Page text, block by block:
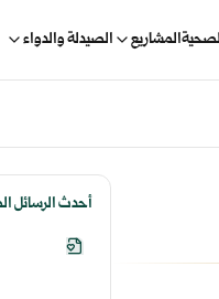
المشاريع الصيدلة والدواء
أحدث الرسائل